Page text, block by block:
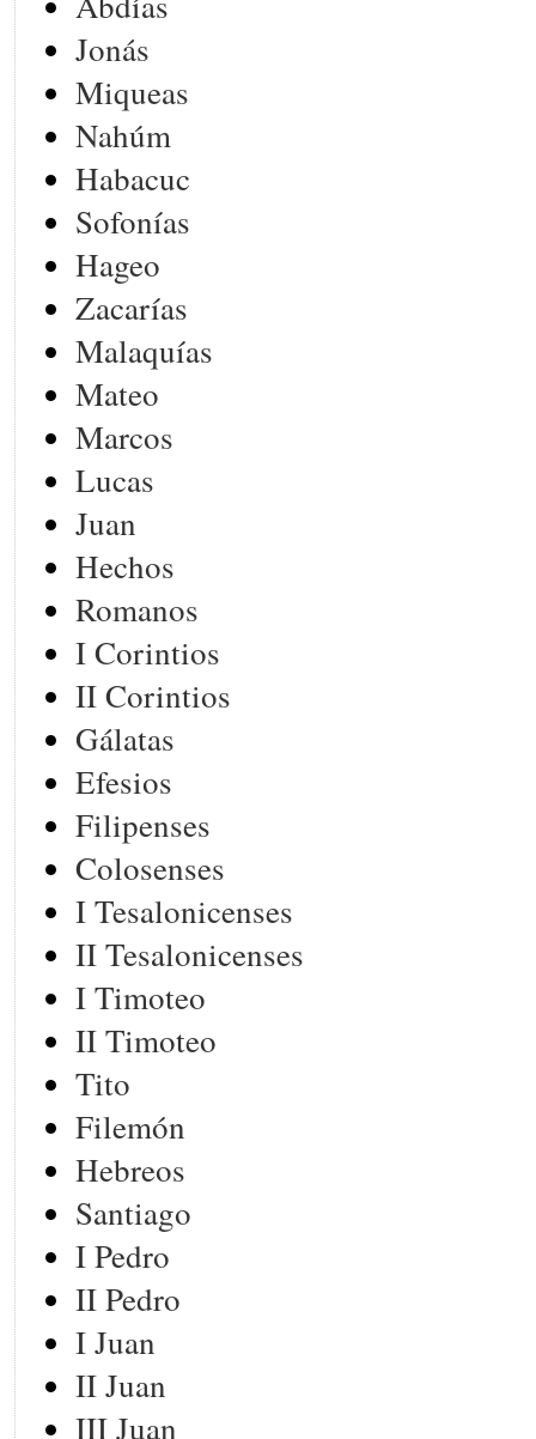
Jonás
Miqueas
Nahúm
Habacuc
Sofonías
Hageo
Zacarías
Malaquías
Mateo
Marcos
Lucas
Juan
Hechos
Romanos
I Corintios
II Corintios
Gálatas
Efesios
Filipenses
Colosenses
I Tesalonicenses
II Tesalonicenses
I Timoteo
II Timoteo
Tito
Filemón
Hebreos
Santiago
I Pedro
II Pedro
I Juan
II Juan
III Juan